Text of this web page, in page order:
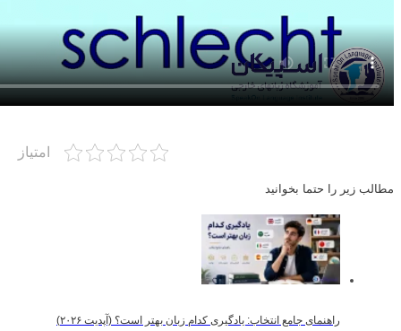
امتیاز
مطالب زیر را حتما بخوانید
راهنمای جامع انتخاب: یادگیری کدام زبان بهتر است؟ (آپدیت ۲۰۲۶)